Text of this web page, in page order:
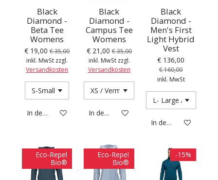
Black
Diamond -
Beta Tee
Womens
€ 19,00 € 35,00
inkl. MwSt zzgl.
Versandkosten
In den Warenkorb
Black
Diamond -
Campus Tee
Womens
€ 21,00 € 35,00
inkl. MwSt zzgl.
Versandkosten
In den Warenkorb
Black
Diamond -
Men's First
Light Hybrid
Vest
€ 136,00
€ 160,00
inkl. MwSt
In den Warenkorb
Eco-Repel
Bio®
Eco-Repel
Bio®
-15%